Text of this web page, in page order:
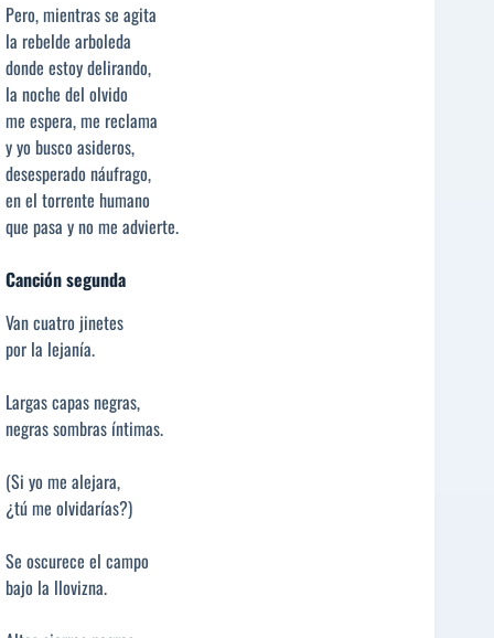
Pero, mientras se agita
la rebelde arboleda
donde estoy delirando,
la noche del olvido
me espera, me reclama
y yo busco asideros,
desesperado náufrago,
en el torrente humano
que pasa y no me advierte.
Canción segunda
Van cuatro jinetes
por la lejanía.
Largas capas negras,
negras sombras íntimas.
(Si yo me alejara,
¿tú me olvidarías?)
Se oscurece el campo
bajo la llovizna.